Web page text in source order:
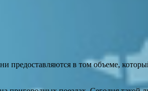
предоставляются в том объеме,